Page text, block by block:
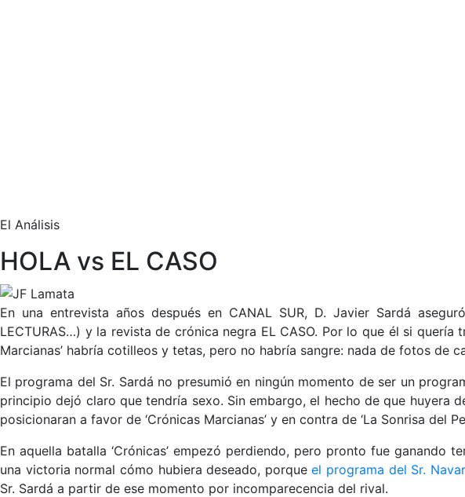
El Análisis
HOLA vs EL CASO
En una entrevista años después en CANAL SUR, D. Javier Sardá
LECTURAS…) y la revista de crónica negra EL CASO. Por lo que él si
Marcianas’ habría cotilleos y tetas, pero no habría sangre: nada de fotos de
El programa del Sr. Sardá no presumió en ningún momento de ser un
principio dejó claro que tendría sexo. Sin embargo, el hecho de que
posicionaran a favor de ‘Crónicas Marcianas’ y en contra de ‘La Sonrisa del
En aquella batalla ‘Crónicas’ empezó perdiendo, pero pronto fue ganando
una victoria normal cómo hubiera deseado, porqueel programa del Sr.
Sr. Sardá a partir de ese momento por incomparecencia del rival.